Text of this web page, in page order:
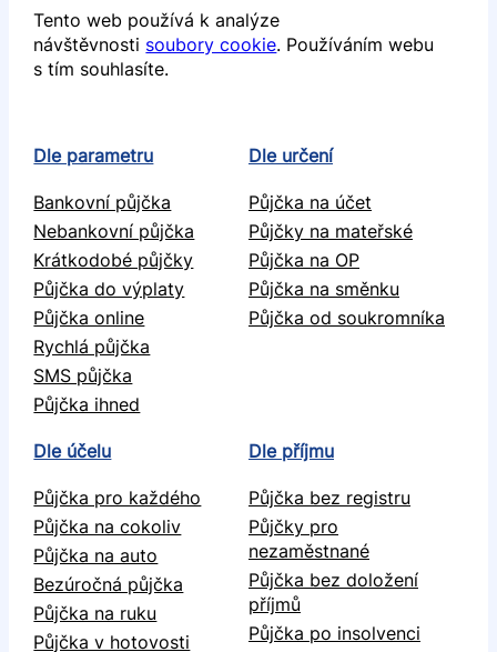
Tento web používá k analýze
návštěvnosti soubory cookie. Používáním webu
s tím souhlasíte.
Dle parametru
Bankovní půjčka
Nebankovní půjčka
Krátkodobé půjčky
Půjčka do výplaty
Půjčka online
Rychlá půjčka
SMS půjčka
Půjčka ihned
Dle určení
Půjčka na účet
Půjčky na mateřské
Půjčka na OP
Půjčka na směnku
Půjčka od soukromníka
Dle účelu
Půjčka pro každého
Půjčka na cokoliv
Půjčka na auto
Bezúročná půjčka
Půjčka na ruku
Půjčka v hotovosti
Dle příjmu
Půjčka bez registru
Půjčky pro
nezaměstnané
Půjčka bez doložení
příjmů
Půjčka po insolvenci